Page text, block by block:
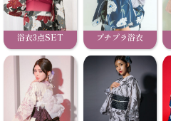
浴衣3点SET プチプラ浴衣